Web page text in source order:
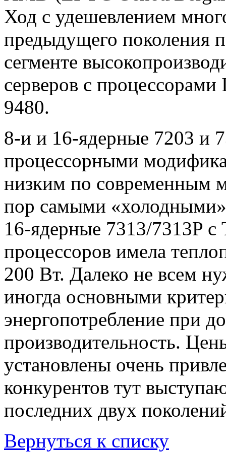
Ход с удешевлением
предыдущего поколения
сегменте
серверов с
9480.
8-и и 16-ядерные 7203 и
процессорными
низким по современным
пор самыми
16-ядерные 7313/7313P с
процессоров имела
200 Вт. Далеко не всем
иногда основными
энергопотребление при
производительность.
установлены очень
конкурентов тут
последних двух
Вернуться к списку